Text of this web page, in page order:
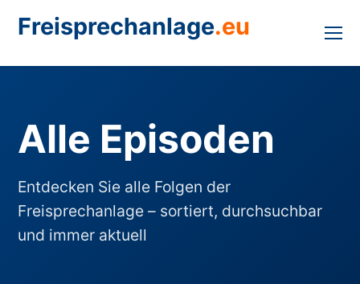
Freisprechanlage.eu
Alle Episoden
Entdecken Sie alle Folgen der
Freisprechanlage – sortiert, durchsuchbar
und immer aktuell